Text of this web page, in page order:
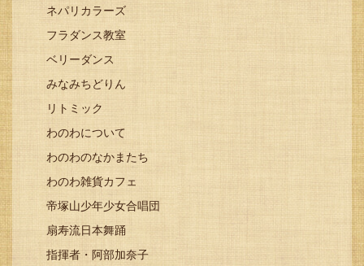
ネパリカラーズ
フラダンス教室
ベリーダンス
みなみちどりん
リトミック
わのわについて
わのわのなかまたち
わのわ雑貨カフェ
帝塚山少年少女合唱団
扇寿流日本舞踊
指揮者・阿部加奈子